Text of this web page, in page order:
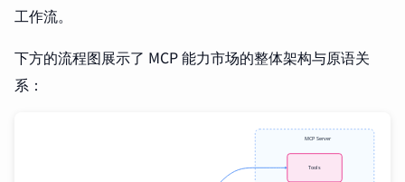
工作流。
下方的流程图展示了 MCP 能力市场的整体架构与原语关
系：